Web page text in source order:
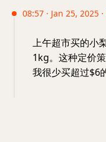
08:57 · Jan 25, 2025
上午超市买的小
1kg。这种定价
我很少买超过$6